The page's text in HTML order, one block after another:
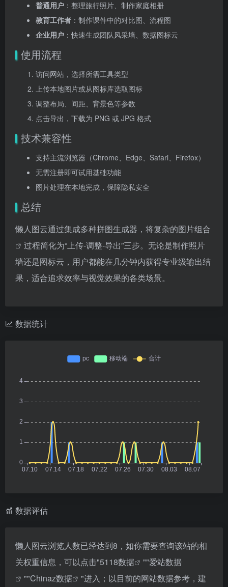
普通用户 ：整理旅行照片、制作家庭相册
教育工作者 ：制作课件中的对比图、流程图
企业用户 ：快速生成团队风采墙、数据图标云
使用流程
访问网站，选择所需工具类型
上传本地图片或从图标库选取图标
调整布局、间距、背景色等参数
点击导出，下载为 PNG 或 JPG 格式
技术兼容性
支持主流浏览器（Chrome、Edge、Safari、Firefox）
无需注册即可试用基础功能
图片处理在本地完成，保障隐私安全
总结
懒人图云通过集成多种拼图生成器，将复杂的图片组合
过程简化为“上传-调整-导出”三步。无论是制作照片
墙还是图标云，用户都能在几分钟内获得专业级输出结
果，适合追求效率与视觉效果的各类场景。
数据统计
数据评估
懒人图云浏览人数已经达到8，如你需要查询该站的相
关权重信息，可以点击"5118数据 ""爱站数据
""Chinaz数据
"进入；以目前的网站数据参考，建